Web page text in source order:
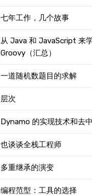
七年工作，几个故事
从 Java 和 JavaScript 来
Groovy（汇总）
一道随机数题目的求解
层次
Dynamo 的实现技术和去
也谈谈全栈工程师
多重继承的演变
编程范型：工具的选择